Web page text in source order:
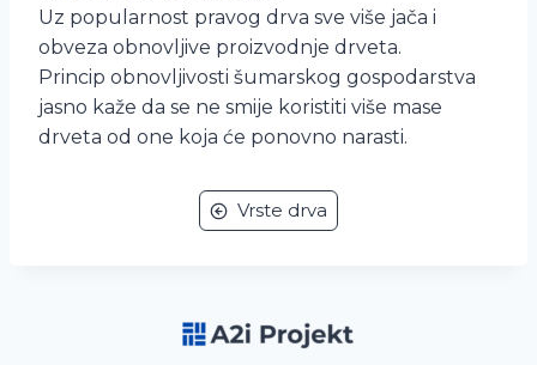
Uz popularnost pravog drva sve više jača i
obveza obnovljive proizvodnje drveta.
Princip obnovljivosti šumarskog gospodarstva
jasno kaže da se ne smije koristiti više mase
drveta od one koja će ponovno narasti.
Vrste drva